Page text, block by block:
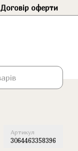
Договір оферти
Артикул
3064463358396